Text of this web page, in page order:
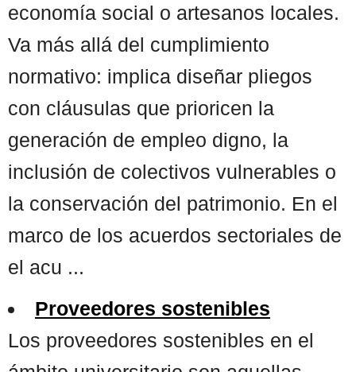
economía social o artesanos locales.
Va más allá del cumplimiento
normativo: implica diseñar pliegos
con cláusulas que prioricen la
generación de empleo digno, la
inclusión de colectivos vulnerables o
la conservación del patrimonio. En el
marco de los acuerdos sectoriales de
el acu ...
Proveedores sostenibles
Los proveedores sostenibles en el